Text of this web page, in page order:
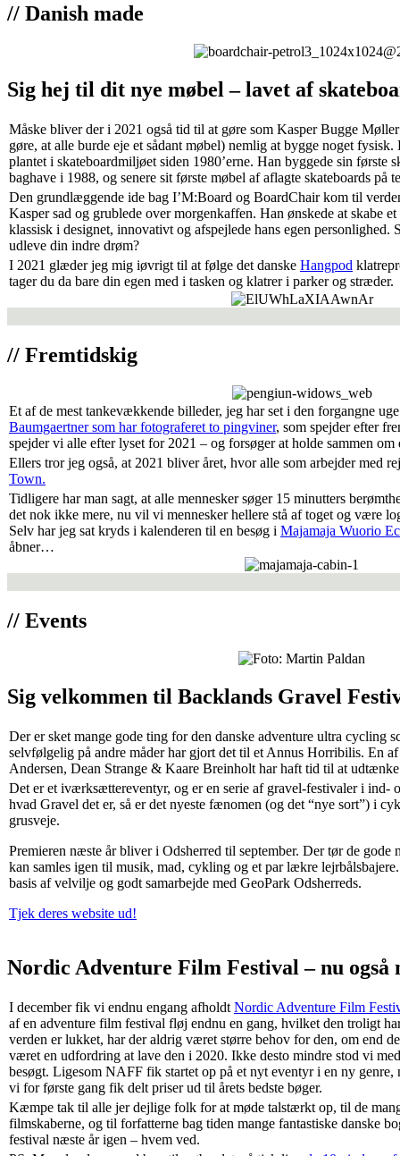
// Danish made
Sig hej til dit nye møbel – lavet af
Måske bliver der i 2021 også tid til at gøre som Kasper Bugge
gøre, at alle burde eje et sådant møbel) nemlig at bygge noget
plantet i skateboardmiljøet siden 1980’erne. Han byggede sin første
baghave i 1988, og senere sit første møbel af aflagte skateboards på
Den grundlæggende ide bag I’M:Board og BoardChair kom til
Kasper sad og grublede over morgenkaffen. Han ønskede at skabe
klassisk i designet, innovativt og afspejlede hans egen personlighed.
udleve din indre drøm?
I 2021 glæder jeg mig iøvrigt til at følge det danske Hangpod
tager du da bare din egen med i tasken og klatrer i parker og stræder.
// Fremtidskig
Et af de mest tankevækkende billeder, jeg har set i den forgangne
Baumgaertner som har fotograferet to pingviner, som spejder efter
spejder vi alle efter lyset for 2021 – og forsøger at holde sammen
Ellers tror jeg også, at 2021 bliver året, hvor alle som arbejder med
Town.
Tidligere har man sagt, at alle mennesker søger 15 minutters
det nok ikke mere, nu vil vi mennesker hellere stå af toget og være
Selv har jeg sat kryds i kalenderen til en besøg i Majamaja Wuorio
åbner…
// Events
Sig velkommen til Backlands Gravel
Der er sket mange gode ting for den danske adventure ultra cycling
selvfølgelig på andre måder har gjort det til et Annus Horribilis. En
Andersen, Dean Strange & Kaare Breinholt har haft tid til at
Det er et iværksættereventyr, og er en serie af gravel-festivaler i ind-
hvad Gravel det er, så er det nyeste fænomen (og det “nye sort”) i
grusveje.
Premieren næste år bliver i Odsherred til september. Der tør de gode
kan samles igen til musik, mad, cykling og et par lækre
basis af velvilje og godt samarbejde med GeoPark Odsherreds.
Tjek deres website ud!
Nordic Adventure Film Festival – nu også
I december fik vi endnu engang afholdt Nordic Adventure Film
af en adventure film festival fløj endnu en gang, hvilket den troligt
verden er lukket, har der aldrig været større behov for den, om end
været en udfordring at lave den i 2020. Ikke desto mindre stod vi
besøgt. Ligesom NAFF fik startet op på et nyt eventyr i en ny
vi for første gang fik delt priser ud til årets bedste bøger.
Kæmpe tak til alle jer dejlige folk for at møde talstærkt op, til de
filmskaberne, og til forfatterne bag tiden mange fantastiske danske
festival næste år igen – hvem ved.